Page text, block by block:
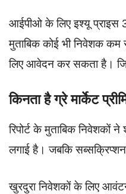
आईपीओ के लिए इश्यू प्राइस
मुताबिक कोई भी निवेशक
लिए आवेदन कर सकता है।
किनता है ग्रे मार्केट
रिपोर्ट के मुताबिक
लगाई है। जबकि
खुरदुरा निवेशकों के लिए